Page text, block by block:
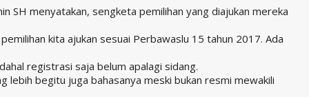
SH menyatakan, sengketa pemilihan yang diajukan mereka
kita ajukan sesuai Perbawaslu 15 tahun 2017. Ada
registrasi saja belum apalagi sidang.
lebih begitu juga bahasanya meski bukan resmi mewakili